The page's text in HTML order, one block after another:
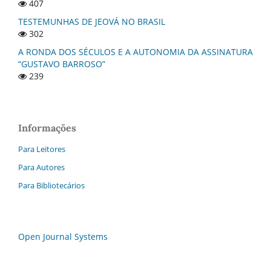
407
TESTEMUNHAS DE JEOVÁ NO BRASIL
302
A RONDA DOS SÉCULOS E A AUTONOMIA DA ASSINATURA
“GUSTAVO BARROSO”
239
Informações
Para Leitores
Para Autores
Para Bibliotecários
Open Journal Systems